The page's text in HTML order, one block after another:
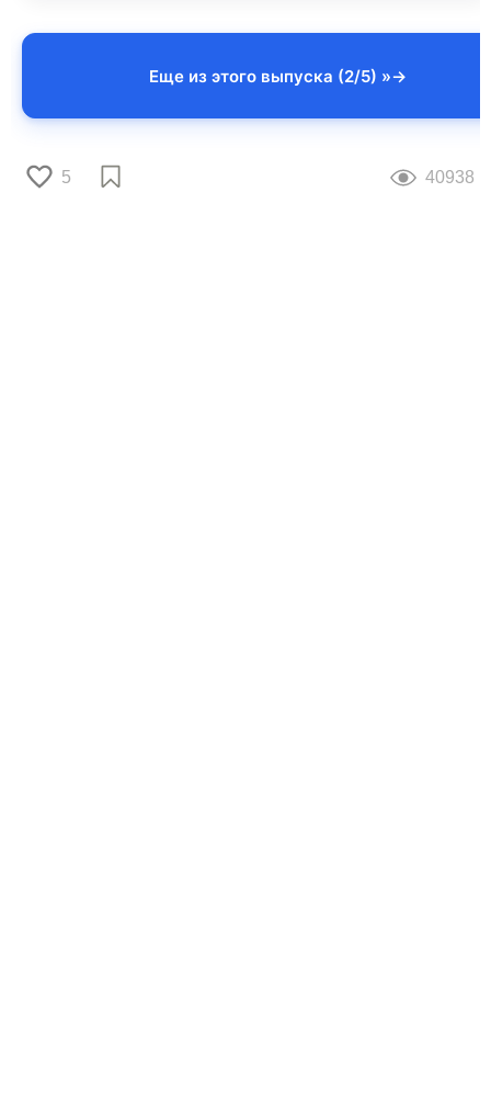
Еще из этого выпуска (2/5) »
5 40938